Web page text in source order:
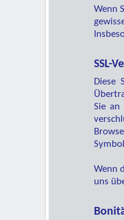
Wenn
SSL-
Diese
Sie an
Wenn
uns